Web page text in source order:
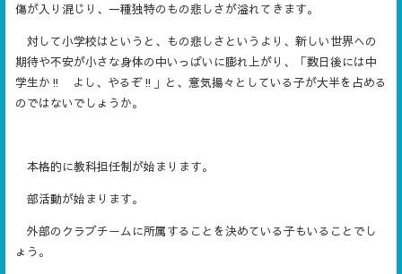
傷が入り混じり、一種独特のもの悲しさが溢れてきます。
対して小学校はというと、もの悲しさというより、新しい世界への
期待や不安が小さな身体の中いっぱいに膨れ上がり、「数日後には中
学生か‼ よし、やるぞ‼」と、意気揚々としている子が大半を占める
のではないでしょうか。
本格的に教科担任制が始まります。
部活動が始まります。
外部のクラブチームに所属することを決めている子もいることでし
ょう。